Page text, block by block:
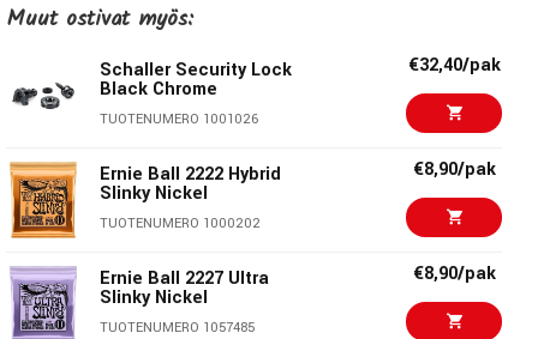
Profile
Profile valmistaa laadukkaita soitinlaukkuja, telineitä ja
ulkonäön ja viimeistelyn lisäksi Profile on onnistunut
tekemään soitinlaukuistaan kestäviä ja käytännöllisiä.
Profile-soitinhihnat ovat lyömättömiä hintaluokassaan ja
suosituimmat soitintarvikkeet täydentävät monipuolisen
Profile-tarvikevalikoiman.
Italian Leather Guitar
Strap White
Leather Guitar Strap
Medium Brown
TUOTENUMERO 1061648
Italian Leather Strap
Black
TUOTENUMERO 1054739
€80,00/kpl
Muut ostivat myös:
Schaller Security Lock
Black Chrome
TUOTENUMERO 1001026
€32,40/pak
Ernie Ball 2222 Hybrid
Slinky Nickel
TUOTENUMERO 1000202
€8,90/pak
Ernie Ball 2227 Ultra
Slinky Nickel
TUOTENUMERO 1057485
€8,90/pak